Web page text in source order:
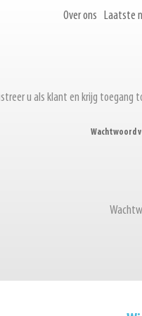
Over ons Laatste
u als klant en krijg toegang
Wachtwoord